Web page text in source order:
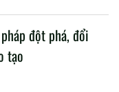
đột phá, đổi
tạo